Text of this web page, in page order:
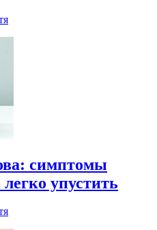
симптомы
упустить